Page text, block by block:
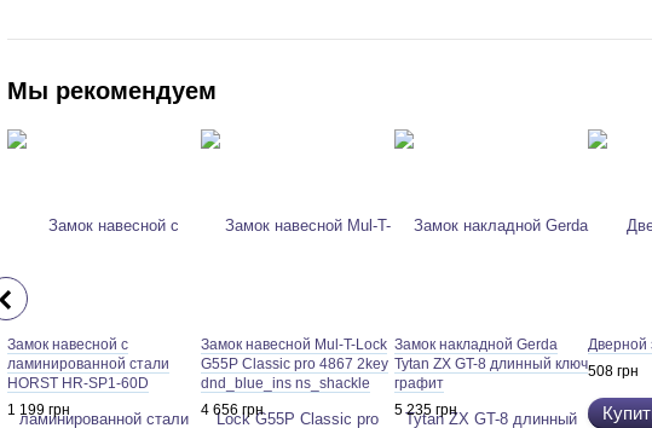
Мы рекомендуем
Замок навесной с
ламинированной стали
HORST HR-SP1-60D
1 199 грн
Замок навесной Mul-T-Lock
G55P Classic pro 4867 2key
dnd_blue_ins ns_shackle
23мм 10мм box_m
4 656 грн
Замок накладной Gerda
Tytan ZX GT-8 длинный ключ
графит
5 235 грн
Дверной
508 грн